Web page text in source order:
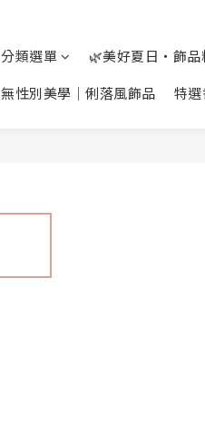
分類選單 🌿美好夏日‧飾品
無性別美學│俐落風飾品
特